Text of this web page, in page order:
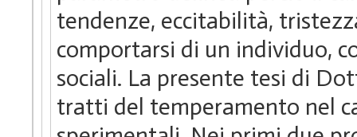
tendenze, eccitabilità,
comportarsi di un individuo,
sociali. La presente tesi di
tratti del temperamento nel